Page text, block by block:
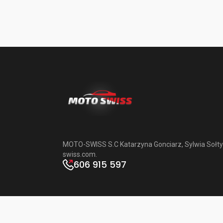
MOTO-SWISS S.C Katarzyna Gonciarz, Sylwia
swiss.com
606 915 597